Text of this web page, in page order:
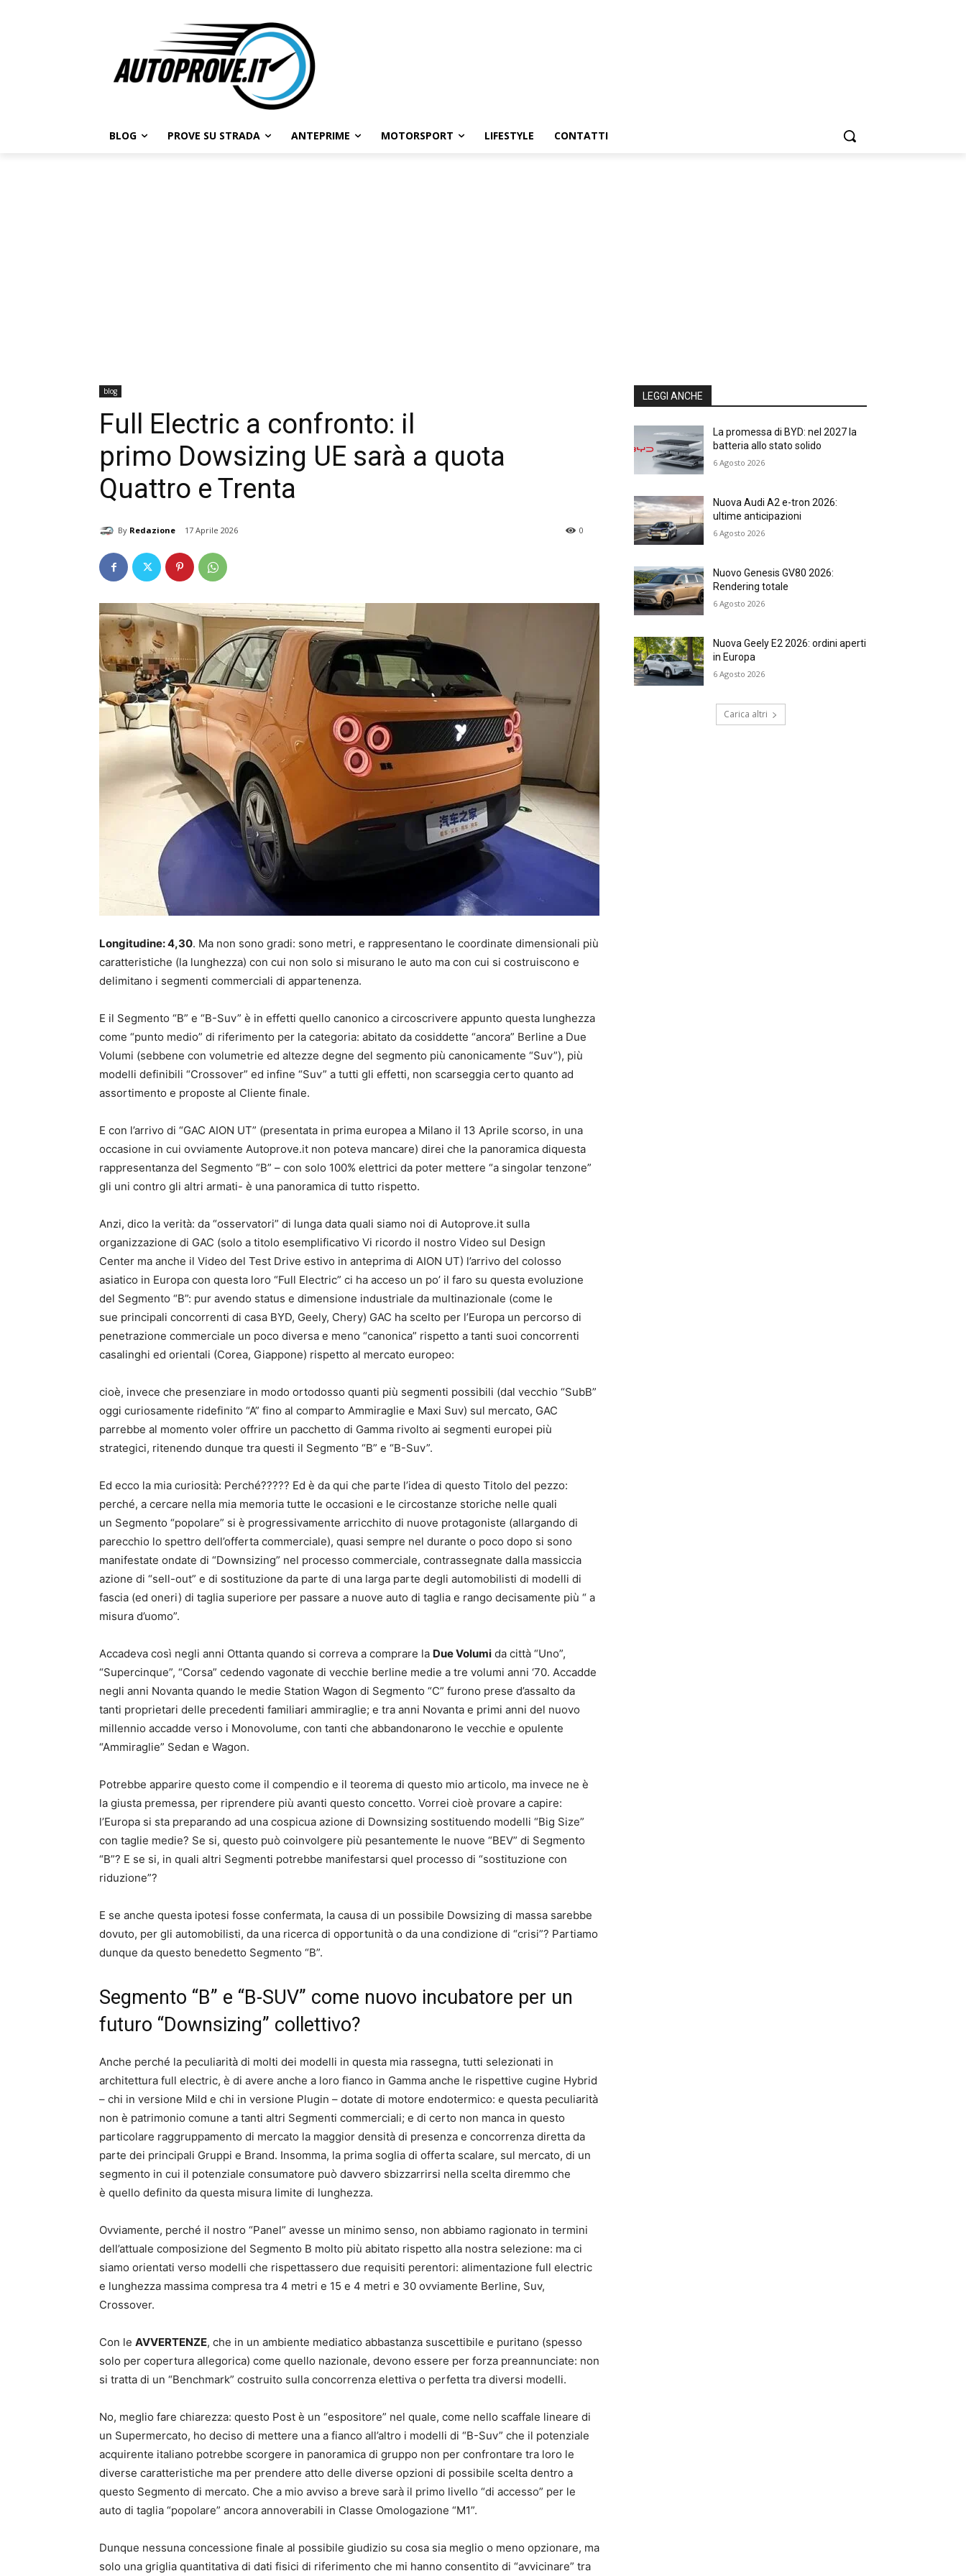
BLOG PROVE SU STRADA ANTEPRIME MOTORSPORT LIFESTYLE CONTATTI
blog
Full Electric a confronto: il
primo Dowsizing UE sarà a quota
Quattro e Trenta
By Redazione 17 Aprile 2026 0
Longitudine: 4,30. Ma non sono gradi: sono metri, e rappresentano le coordinate dimensionali più
caratteristiche (la lunghezza) con cui non solo si misurano le auto ma con cui si costruiscono e
delimitano i segmenti commerciali di appartenenza.
E il Segmento “B” e “B-Suv” è in effetti quello canonico a circoscrivere appunto questa lunghezza
come “punto medio” di riferimento per la categoria: abitato da cosiddette “ancora” Berline a Due
Volumi (sebbene con volumetrie ed altezze degne del segmento più canonicamente “Suv”), più
modelli definibili “Crossover” ed infine “Suv” a tutti gli effetti, non scarseggia certo quanto ad
assortimento e proposte al Cliente finale.
E con l’arrivo di “GAC AION UT” (presentata in prima europea a Milano il 13 Aprile scorso, in una
occasione in cui ovviamente Autoprove.it non poteva mancare) direi che la panoramica diquesta
rappresentanza del Segmento “B” – con solo 100% elettrici da poter mettere “a singolar tenzone”
gli uni contro gli altri armati- è una panoramica di tutto rispetto.
Anzi, dico la verità: da “osservatori” di lunga data quali siamo noi di Autoprove.it sulla
organizzazione di GAC (solo a titolo esemplificativo Vi ricordo il nostro Video sul Design
Center ma anche il Video del Test Drive estivo in anteprima di AION UT) l’arrivo del colosso
asiatico in Europa con questa loro “Full Electric” ci ha acceso un po’ il faro su questa evoluzione
del Segmento “B”: pur avendo status e dimensione industriale da multinazionale (come le
sue principali concorrenti di casa BYD, Geely, Chery) GAC ha scelto per l’Europa un percorso di
penetrazione commerciale un poco diversa e meno “canonica” rispetto a tanti suoi concorrenti
casalinghi ed orientali (Corea, Giappone) rispetto al mercato europeo:
cioè, invece che presenziare in modo ortodosso quanti più segmenti possibili (dal vecchio “SubB”
oggi curiosamente ridefinito “A” fino al comparto Ammiraglie e Maxi Suv) sul mercato, GAC
parrebbe al momento voler offrire un pacchetto di Gamma rivolto ai segmenti europei più
strategici, ritenendo dunque tra questi il Segmento “B” e “B-Suv”.
Ed ecco la mia curiosità: Perché????? Ed è da qui che parte l’idea di questo Titolo del pezzo:
perché, a cercare nella mia memoria tutte le occasioni e le circostanze storiche nelle quali
un Segmento “popolare” si è progressivamente arricchito di nuove protagoniste (allargando di
parecchio lo spettro dell’offerta commerciale), quasi sempre nel durante o poco dopo si sono
manifestate ondate di “Downsizing” nel processo commerciale, contrassegnate dalla massiccia
azione di “sell-out” e di sostituzione da parte di una larga parte degli automobilisti di modelli di
fascia (ed oneri) di taglia superiore per passare a nuove auto di taglia e rango decisamente più “ a
misura d’uomo”.
Accadeva così negli anni Ottanta quando si correva a comprare la Due Volumi da città “Uno”,
“Supercinque”, “Corsa” cedendo vagonate di vecchie berline medie a tre volumi anni ‘70. Accadde
negli anni Novanta quando le medie Station Wagon di Segmento “C” furono prese d’assalto da
tanti proprietari delle precedenti familiari ammiraglie; e tra anni Novanta e primi anni del nuovo
millennio accadde verso i Monovolume, con tanti che abbandonarono le vecchie e opulente
“Ammiraglie” Sedan e Wagon.
Potrebbe apparire questo come il compendio e il teorema di questo mio articolo, ma invece ne è
la giusta premessa, per riprendere più avanti questo concetto. Vorrei cioè provare a capire:
l’Europa si sta preparando ad una cospicua azione di Downsizing sostituendo modelli “Big Size”
con taglie medie? Se si, questo può coinvolgere più pesantemente le nuove “BEV” di Segmento
“B”? E se si, in quali altri Segmenti potrebbe manifestarsi quel processo di “sostituzione con
riduzione”?
E se anche questa ipotesi fosse confermata, la causa di un possibile Dowsizing di massa sarebbe
dovuto, per gli automobilisti, da una ricerca di opportunità o da una condizione di “crisi”? Partiamo
dunque da questo benedetto Segmento “B”.
Segmento “B” e “B-SUV” come nuovo incubatore per un
futuro “Downsizing” collettivo?
Anche perché la peculiarità di molti dei modelli in questa mia rassegna, tutti selezionati in
architettura full electric, è di avere anche a loro fianco in Gamma anche le rispettive cugine Hybrid
– chi in versione Mild e chi in versione Plugin – dotate di motore endotermico: e questa peculiarità
non è patrimonio comune a tanti altri Segmenti commerciali; e di certo non manca in questo
particolare raggruppamento di mercato la maggior densità di presenza e concorrenza diretta da
parte dei principali Gruppi e Brand. Insomma, la prima soglia di offerta scalare, sul mercato, di un
segmento in cui il potenziale consumatore può davvero sbizzarrirsi nella scelta diremmo che
è quello definito da questa misura limite di lunghezza.
Ovviamente, perché il nostro “Panel” avesse un minimo senso, non abbiamo ragionato in termini
dell’attuale composizione del Segmento B molto più abitato rispetto alla nostra selezione: ma ci
siamo orientati verso modelli che rispettassero due requisiti perentori: alimentazione full electric
e lunghezza massima compresa tra 4 metri e 15 e 4 metri e 30 ovviamente Berline, Suv,
Crossover.
Con le AVVERTENZE, che in un ambiente mediatico abbastanza suscettibile e puritano (spesso
solo per copertura allegorica) come quello nazionale, devono essere per forza preannunciate: non
si tratta di un “Benchmark” costruito sulla concorrenza elettiva o perfetta tra diversi modelli.
No, meglio fare chiarezza: questo Post è un “espositore” nel quale, come nello scaffale lineare di
un Supermercato, ho deciso di mettere una a fianco all’altro i modelli di “B-Suv” che il potenziale
acquirente italiano potrebbe scorgere in panoramica di gruppo non per confrontare tra loro le
diverse caratteristiche ma per prendere atto delle diverse opzioni di possibile scelta dentro a
questo Segmento di mercato. Che a mio avviso a breve sarà il primo livello “di accesso” per le
auto di taglia “popolare” ancora annoverabili in Classe Omologazione “M1”.
Dunque nessuna concessione finale al possibile giudizio su cosa sia meglio o meno opzionare, ma
solo una griglia quantitativa di dati fisici di riferimento che mi hanno consentito di “avvicinare” tra
LEGGI ANCHE
La promessa di BYD: nel 2027 la
batteria allo stato solido
6 Agosto 2026
Nuova Audi A2 e-tron 2026:
ultime anticipazioni
6 Agosto 2026
Nuovo Genesis GV80 2026:
Rendering totale
6 Agosto 2026
Nuova Geely E2 2026: ordini aperti
in Europa
6 Agosto 2026
Carica altri